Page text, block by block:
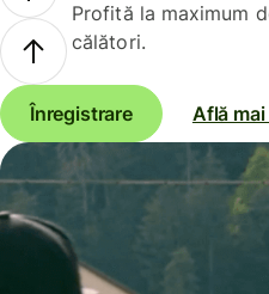
Profită la maximum
călători.
Înregistrare Află